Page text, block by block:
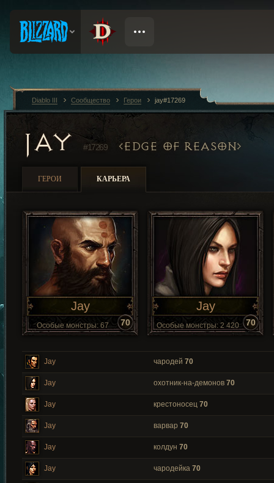
JAY #17269 EDGE OF REASON
ГЕРОИ КАРЬЕРА
Jay
Особые монстры: 67 70
Jay
Особые монстры: 2 420 70
Jay чародей 70
Jay охотник-на-демонов 70
Jay крестоносец 70
Jay варвар 70
Jay колдун 70
Jay чародейка 70
Diablo III Сообщество Герои jay#17269